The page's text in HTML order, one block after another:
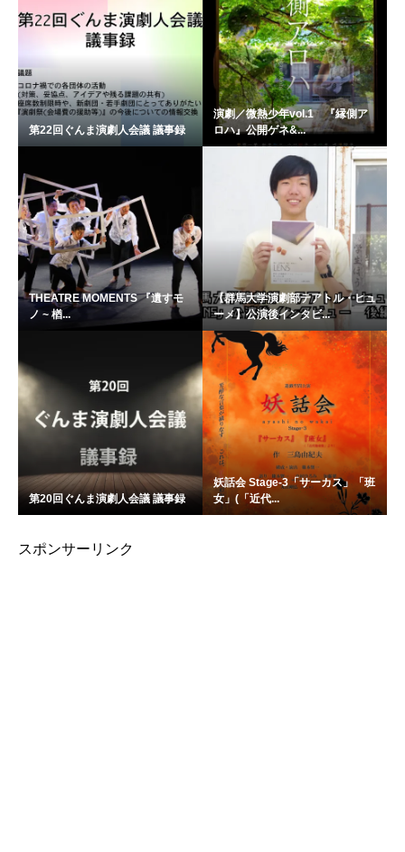
第22回ぐんま演劇人会議 議事録
演劇／微熱少年vol.1 『縁側ア
ロハ』公開ゲネ&...
THEATRE MOMENTS 『遺すモ
ノ ~ 楢...
【群馬大学演劇部テアトル・ヒュ
ーメ】公演後インタビ...
第20回ぐんま演劇人会議 議事録
妖話会 Stage-3「サーカス」「班
女」(「近代...
スポンサーリンク